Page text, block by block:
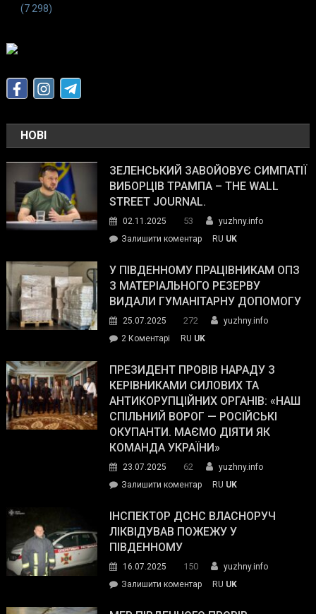
(7 298)
НОВІ
ЗЕЛЕНСЬКИЙ ЗАВОЙОВУЄ СИМПАТІЇ
ВИБОРЦІВ ТРАМПА – THE WALL
STREET JOURNAL.
02.11.2025 53
yuzhny.info
Залишити коментарon
завойовує
симпатії
виборців
The
Street
Journal.
RU UK
У ПІВДЕННОМУ ПРАЦІВНИКАМ ОПЗ
З МАТЕРІАЛЬНОГО РЕЗЕРВУ
ВИДАЛИ ГУМАНІТАРНУ ДОПОМОГУ
25.07.2025 272
yuzhny.info
2 Коментарі
Південному
працівникам
ОПЗ
з
матеріального
резерву
гуманітарну
допомогу
RU UK
ПРЕЗИДЕНТ ПРОВІВ НАРАДУ З
КЕРІВНИКАМИ СИЛОВИХ ТА
АНТИКОРУПЦІЙНИХ ОРГАНІВ: «НАШ
СПІЛЬНИЙ ВОРОГ — РОСІЙСЬКІ
ОКУПАНТИ. МАЄМО ДІЯТИ ЯК
КОМАНДА УКРАЇНИ»
23.07.2025 62
yuzhny.info
Залишити коментарon
провів
нараду
силових
та
RU UK
ІНСПЕКТОР ДСНС ВЛАСНОРУЧ
ЛІКВІДУВАВ ПОЖЕЖУ У
ПІВДЕННОМУ
16.07.2025 150
yuzhny.info
Залишити коментарon
RU UK